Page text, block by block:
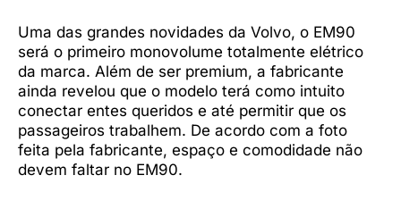
Uma das grandes novidades da Volvo, o EM90
será o primeiro monovolume totalmente elétrico
da marca. Além de ser premium, a fabricante
ainda revelou que o modelo terá como intuito
conectar entes queridos e até permitir que os
passageiros trabalhem. De acordo com a foto
feita pela fabricante, espaço e comodidade não
devem faltar no EM90.